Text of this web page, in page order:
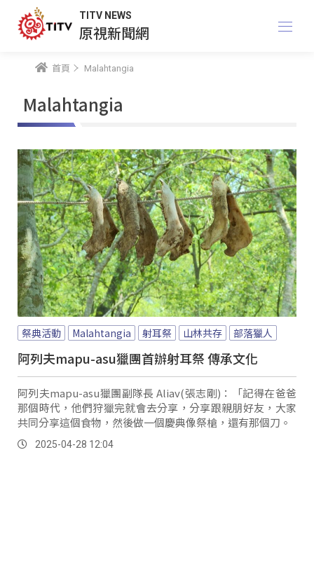
TITV NEWS
原視新聞網
首頁 Malahtangia
Malahtangia
祭典活動 Malahtangia 射耳祭 山林共存 部落獵人
阿列夫mapu-asu獵團首辦射耳祭 傳承文化
阿列夫mapu-asu獵團副隊長 Aliav(張志剛)：「記得在爸爸
那個時代，他們狩獵完就會去分享，分享跟親朋好友，大家
共同分享這個食物，然後做一個慶典像祭槍，還有那個刀。
2025-04-28 12:04